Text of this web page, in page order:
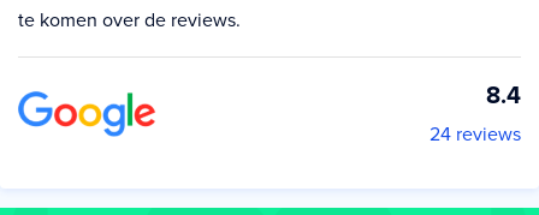
te komen over de reviews.
8.4
24 reviews